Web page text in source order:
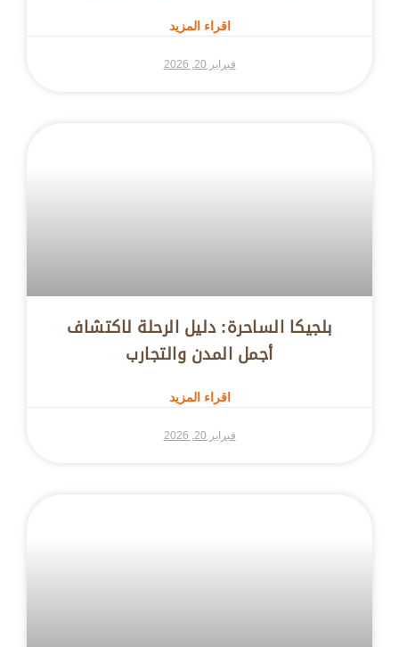
اقراء المزيد
فبراير 20, 2026
بلجيكا الساحرة: دليل الرحلة لاكتشاف
أجمل المدن والتجارب
اقراء المزيد
فبراير 20, 2026